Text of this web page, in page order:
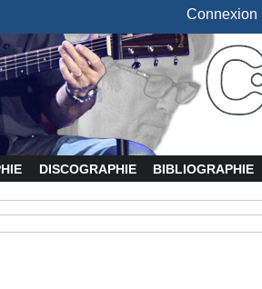
Connexion
DISCOGRAPHIE BIBLIOGRAPHIE